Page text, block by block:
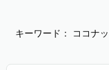
キーワード： ココナ